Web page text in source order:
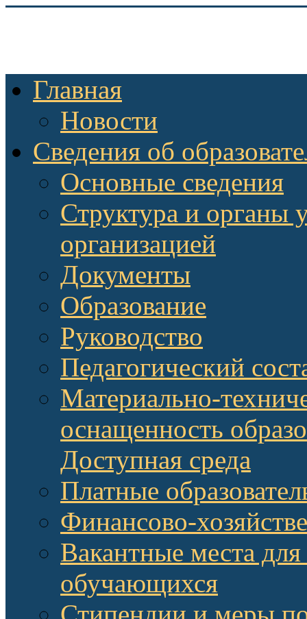
Главная
Новости
Сведения об
Основные сведения
Структура и органы
организацией
Документы
Образование
Руководство
Педагогический
Материально-
оснащенность
Доступная среда
Платные
Финансово-
Вакантные места
обучающихся